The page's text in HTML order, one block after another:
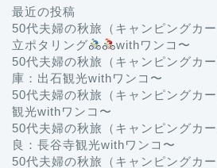
最近の投稿
50代夫婦の秋旅（キャンピングカ
立ポタリング
withワンコ〜
50代夫婦の秋旅（キャンピングカ
庫：出石観光withワンコ〜
50代夫婦の秋旅（キャンピングカ
観光withワンコ〜
50代夫婦の秋旅（キャンピングカ
良：長谷寺観光withワンコ〜
50代夫婦の秋旅（キャンピングカ